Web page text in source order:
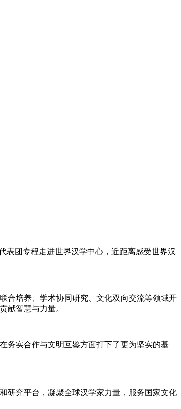
团专程走进世界汉学中心，近距离感受世界汉
合培养、学术协同研究、文化双向交流等领域开
献智慧与力量。
实合作与文明互鉴方面打下了更为坚实的基
究平台，凝聚全球汉学家力量，服务国家文化